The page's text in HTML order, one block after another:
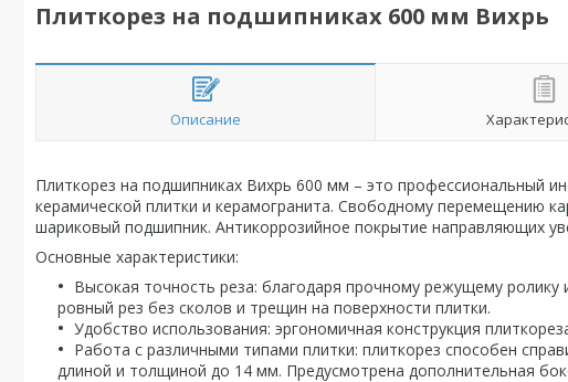
Плиткорез на подшипниках 600 мм Вихрь
Описание
Плиткорез на подшипниках Вихрь 600 мм – это профессиональный
керамической плитки и керамогранита. Свободному перемещению
шариковый подшипник. Антикоррозийное покрытие направляющих
Основные характеристики:
Высокая точность реза: благодаря прочному режущему ролику
ровный рез без сколов и трещин на поверхности плитки.
Удобство использования: эргономичная конструкция
Работа с различными типами плитки: плиткорез способен
длиной и толщиной до 14 мм. Предусмотрена дополнительная